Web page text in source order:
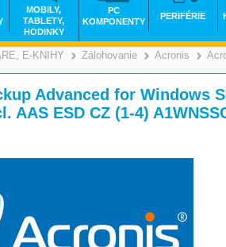
E-KNIHY >
Zálohovanie Acronis
Advanced for Windows
AAS ESD CZ (1-4)
MOBILY,
TABLETY,
HODINKY
PC
KOMPONENTY
PERIFÉRIE